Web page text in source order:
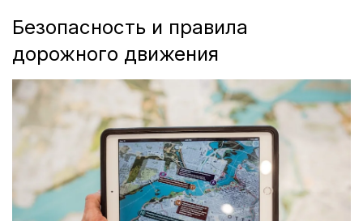
Безопасность и правила
дорожного движения